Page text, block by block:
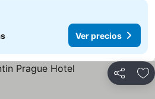
Ver precios
Compartir